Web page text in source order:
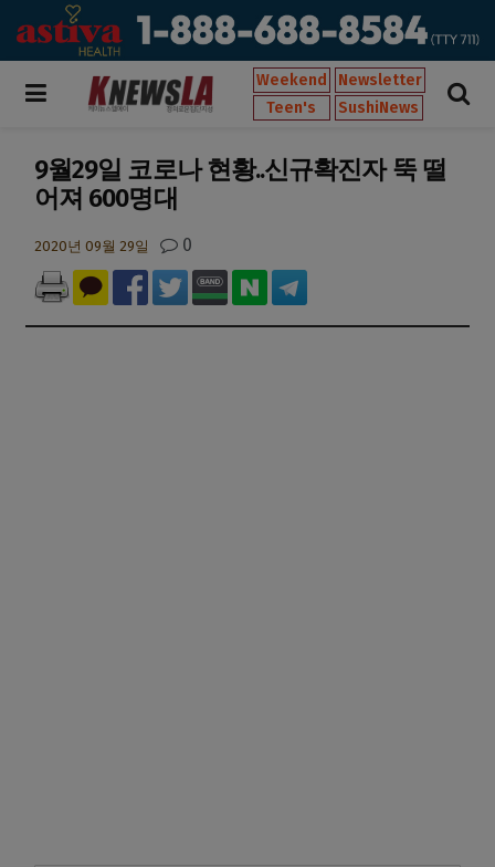
Weekend
Newsletter
Teen's
SushiNews
9월29일 코로나 현황..신규확진자 뚝 떨
어져 600명대
2020년 09월 29일 0